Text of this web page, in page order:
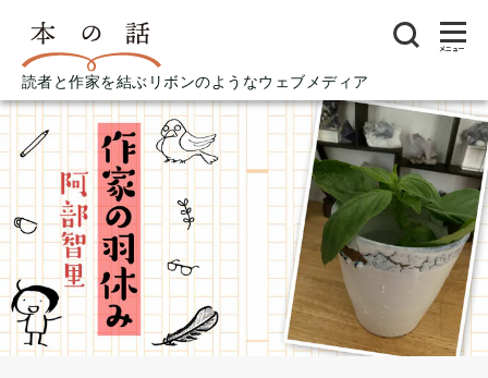
読者と作家を結ぶリボンのようなウェブメディア
メニュー